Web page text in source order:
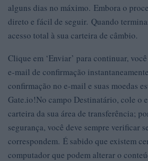
alguns dias no máximo. Embora o
direto e fácil de seguir. Quando
acesso total à sua carteira de câmbio.
Clique em ‘Enviar’ para continuar,
e-mail de confirmação
confirmação no e-mail e suas moedas
Gate.io!No campo Destinatário, cole o
carteira da sua área de transferência;
segurança, você deve sempre verificar
correspondem. É sabido que existem
computador que podem alterar o